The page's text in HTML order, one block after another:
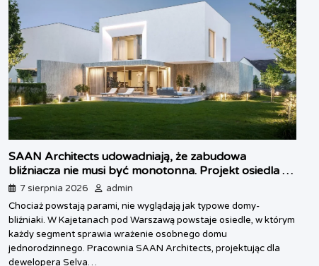
SAAN Architects udowadniają, że zabudowa
bliźniacza nie musi być monotonna. Projekt osiedla w
Kajetanach pod Warszawą
7 sierpnia 2026
admin
Chociaż powstają parami, nie wyglądają jak typowe domy-
bliźniaki. W Kajetanach pod Warszawą powstaje osiedle, w którym
każdy segment sprawia wrażenie osobnego domu
jednorodzinnego. Pracownia SAAN Architects, projektując dla
dewelopera Selva…